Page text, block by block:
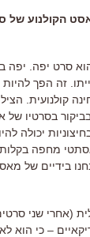
הקולנוע של
סרט יפה יפה
זה הפך
קולנועית
בסרטיו של
יכולה
מחפה
בידיים של
(אחרי שני
– כי הוא